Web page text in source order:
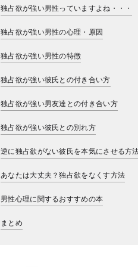
独占欲が強い男性っていますよね・・・
独占欲が強い男性の心理・原因
独占欲が強い男性の特徴
独占欲が強い彼氏との付き合い方
独占欲が強い男友達との付き合い方
独占欲が強い彼氏との別れ方
逆に独占欲がない彼氏を本気にさせる方
あなたは大丈夫？独占欲をなくす方法
男性心理に関するおすすめの本
まとめ